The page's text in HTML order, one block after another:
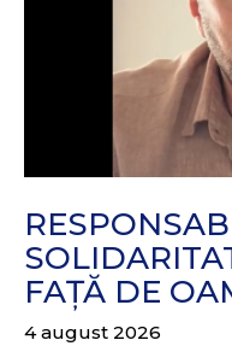
FAȚĂ DE
4 august 2026